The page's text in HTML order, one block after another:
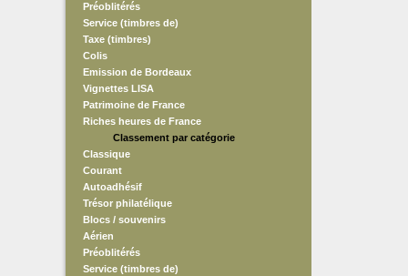
Préoblitérés
Service (timbres de)
Taxe (timbres)
Colis
Emission de Bordeaux
Vignettes LISA
Patrimoine de France
Riches heures de France
Classement par catégorie
Classique
Courant
Autoadhésif
Trésor philatélique
Blocs / souvenirs
Aérien
Préoblitérés
Service (timbres de)